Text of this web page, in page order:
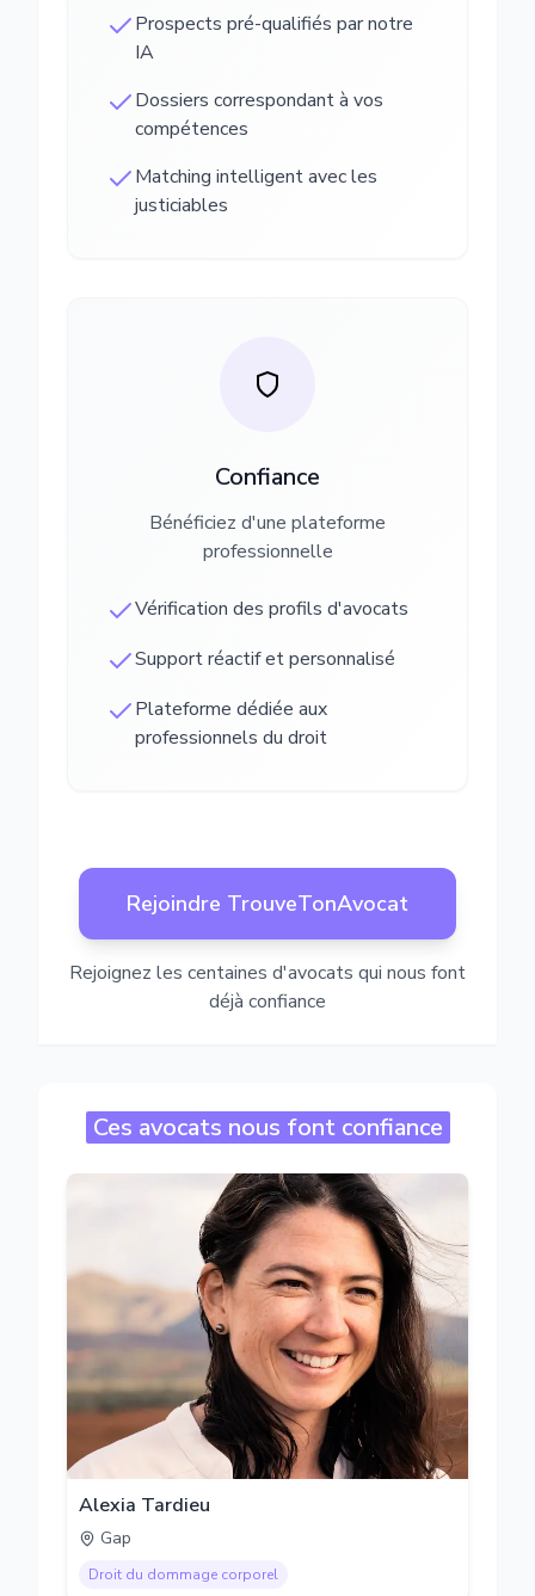
Prospects pré-qualifiés par notre
IA
Dossiers correspondant à vos
compétences
Matching intelligent avec les
justiciables
Confiance
Bénéficiez d'une plateforme
professionnelle
Vérification des profils d'avocats
Support réactif et personnalisé
Plateforme dédiée aux
professionnels du droit
Rejoindre TrouveTonAvocat
Rejoignez les centaines d'avocats qui nous font
déjà confiance
Ces avocats nous font confiance
Alexia Tardieu
Gap
Droit du dommage corporel